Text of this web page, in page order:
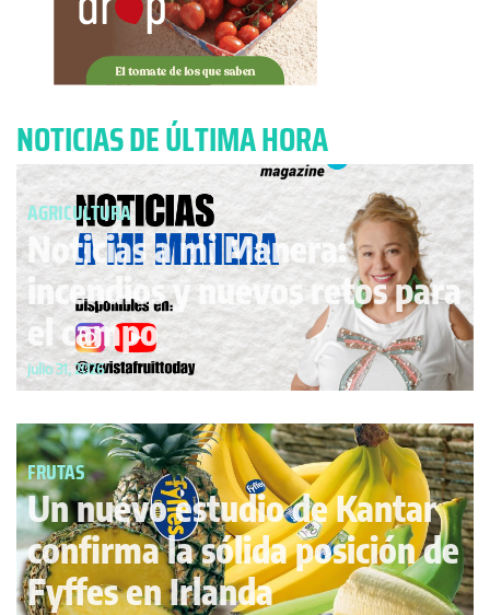
NOTICIAS DE ÚLTIMA HORA​
AGRICULTURA
Noticias a mi Manera:
incendios y nuevos retos para
el campo
julio 31, 2026
FRUTAS
Un nuevo estudio de Kantar
confirma la sólida posición de
Fyffes en Irlanda